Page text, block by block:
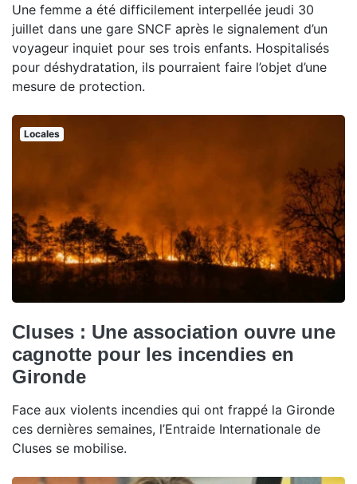
Une femme a été difficilement interpellée jeudi 30
juillet dans une gare SNCF après le signalement d’un
voyageur inquiet pour ses trois enfants. Hospitalisés
pour déshydratation, ils pourraient faire l’objet d’une
mesure de protection.
Locales
Cluses : Une association ouvre une
cagnotte pour les incendies en
Gironde
Face aux violents incendies qui ont frappé la Gironde
ces dernières semaines, l’Entraide Internationale de
Cluses se mobilise.